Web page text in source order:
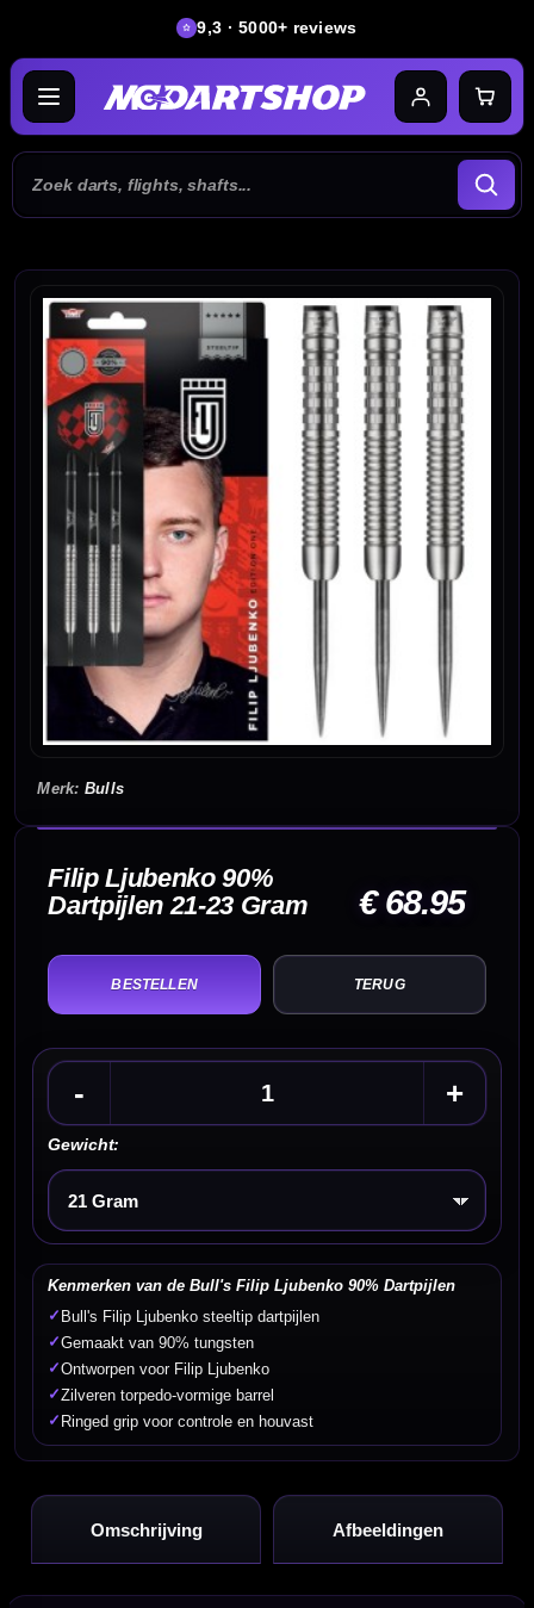
9,3 · 5000+ reviews
Bulls
Filip Ljubenko 90%
Dartpijlen 21-23 Gram
€ 68.95
TERUG
- +
Gewicht:
Kies een optie
Kenmerken van de Bull's Filip Ljubenko 90% Dartpijlen
✓ Bull's Filip Ljubenko steeltip dartpijlen
✓Gemaakt van 90% tungsten
✓Ontworpen voor Filip Ljubenko
✓Zilveren torpedo-vormige barrel
✓ Ringed grip voor controle en houvast
Omschrijving Afbeeldingen